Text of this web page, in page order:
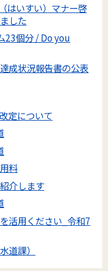
はいすい）マナー啓
した
23個分 / Do you
成状況報告書の公表
定について
料
介します
活用ください_令和7
道課）